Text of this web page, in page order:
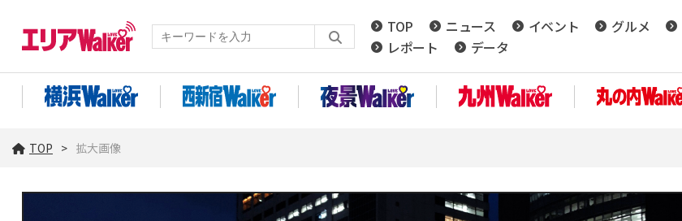
TOP ニュース イベント グルメ
レポート
データ
TOP 拡大画像